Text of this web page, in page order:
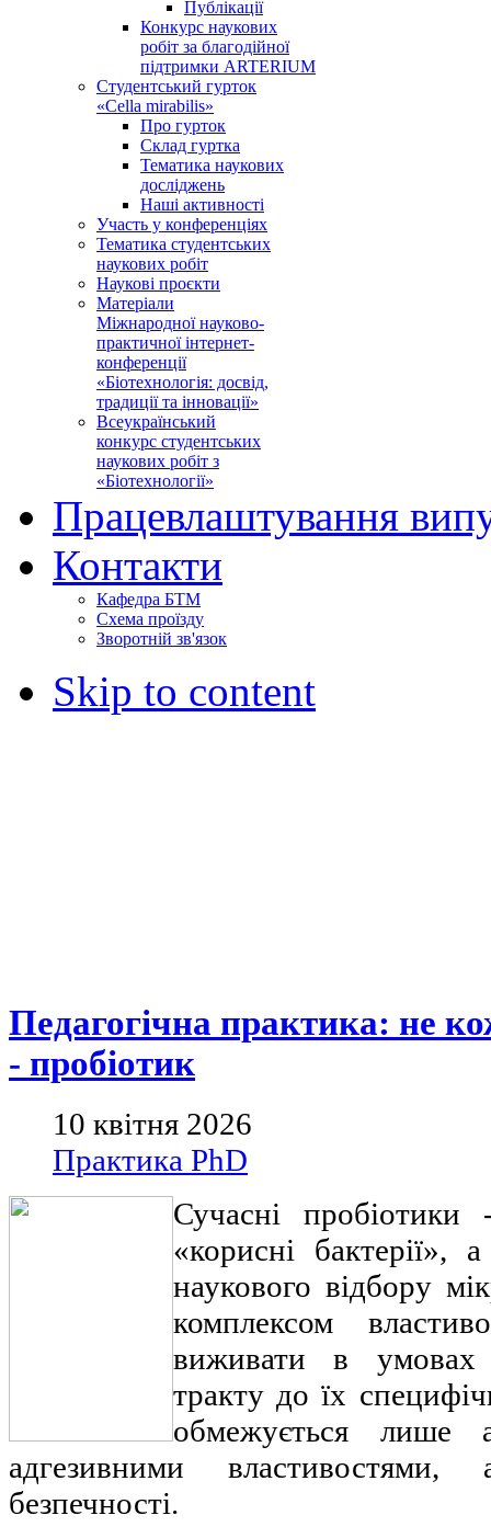
Публікації
Конкурс наукових
робіт за благодійної
підтримки ARTERIUM
Студентський гурток
«Cella mirabilis»
Про гурток
Склад гуртка
Тематика наукових
досліджень
Наші активності
Участь у конференціях
Тематика студентських
наукових робіт
Наукові проєкти
Матеріали
Міжнародної науково-
практичної інтернет-
конференції
«Біотехнологія: досвід,
традиції та інновації»
Всеукраїнський
конкурс студентських
наукових робіт з
«Біотехнології»
Працевлаштування
Контакти
Кафедра БТМ
Схема проїзду
Зворотній зв'язок
Skip to content
Педагогічна практика: не
- пробіотик
10 квітня 2026
Практика PhD
Сучасні
«корисні бактерії»,
наукового відбору
комплексом
виживати в умовах
тракту до їх
обмежується лише
адгезивними
безпечності.